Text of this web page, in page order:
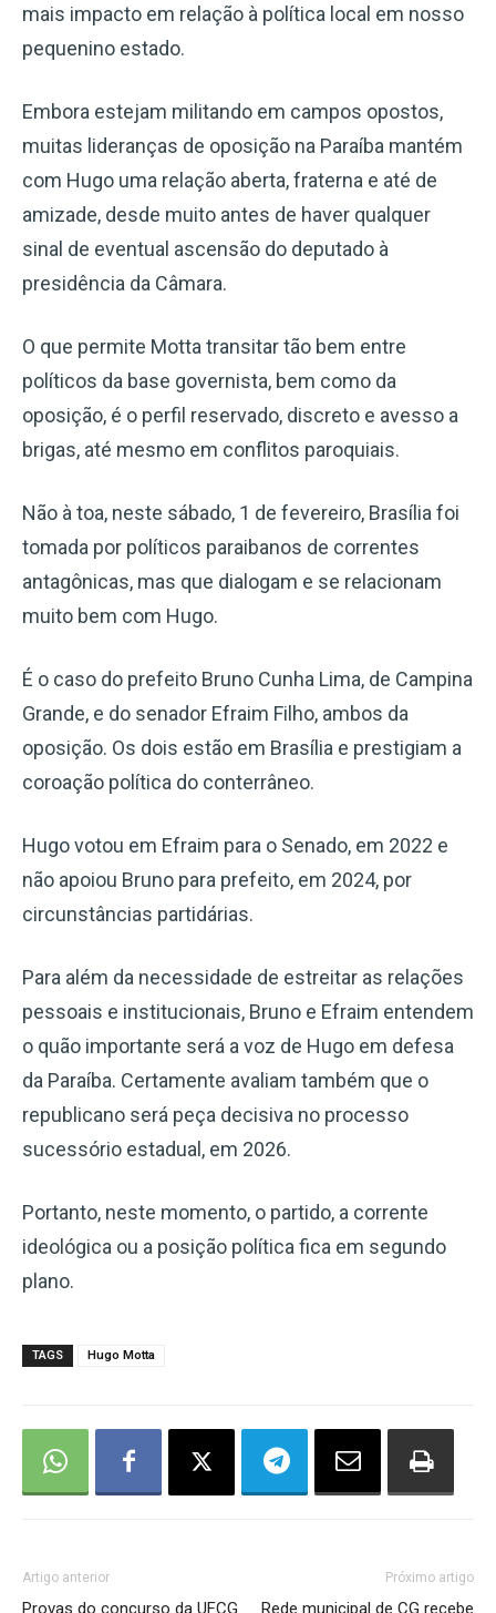
mais impacto em relação à política local em nosso
pequenino estado.
Embora estejam militando em campos opostos,
muitas lideranças de oposição na Paraíba mantém
com Hugo uma relação aberta, fraterna e até de
amizade, desde muito antes de haver qualquer
sinal de eventual ascensão do deputado à
presidência da Câmara.
O que permite Motta transitar tão bem entre
políticos da base governista, bem como da
oposição, é o perfil reservado, discreto e avesso a
brigas, até mesmo em conflitos paroquiais.
Não à toa, neste sábado, 1 de fevereiro, Brasília foi
tomada por políticos paraibanos de correntes
antagônicas, mas que dialogam e se relacionam
muito bem com Hugo.
É o caso do prefeito Bruno Cunha Lima, de Campina
Grande, e do senador Efraim Filho, ambos da
oposição. Os dois estão em Brasília e prestigiam a
coroação política do conterrâneo.
Hugo votou em Efraim para o Senado, em 2022 e
não apoiou Bruno para prefeito, em 2024, por
circunstâncias partidárias.
Para além da necessidade de estreitar as relações
pessoais e institucionais, Bruno e Efraim entendem
o quão importante será a voz de Hugo em defesa
da Paraíba. Certamente avaliam também que o
republicano será peça decisiva no processo
sucessório estadual, em 2026.
Portanto, neste momento, o partido, a corrente
ideológica ou a posição política fica em segundo
plano.
TAGS Hugo Motta
Artigo anterior
Provas do concurso da UFCG
Próximo artigo
Rede municipal de CG recebe